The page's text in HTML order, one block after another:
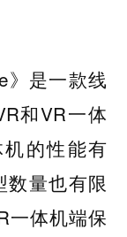
》是一款线
和VR一体
的性能有
数量也有限
一体机端保